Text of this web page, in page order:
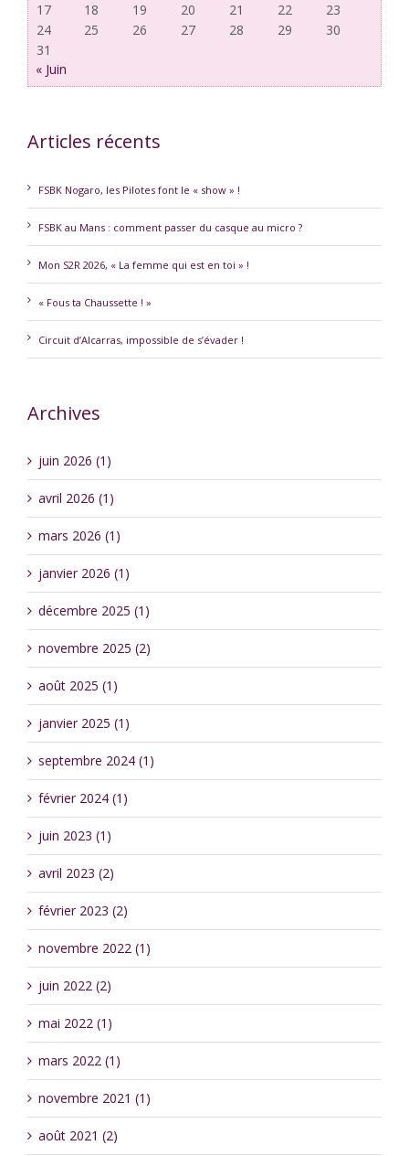
17
18 19 20 21 22
23
24
25 26 27 28 29
30
31
« Juin
Articles récents
FSBK Nogaro, les Pilotes font le « show » !
FSBK au Mans : comment passer du casque au micro ?
Mon S2R 2026, « La femme qui est en toi » !
« Fous ta Chaussette ! »
Circuit d’Alcarras, impossible de s’évader !
Archives
juin 2026 (1)
avril 2026 (1)
mars 2026 (1)
janvier 2026 (1)
décembre 2025 (1)
novembre 2025 (2)
août 2025 (1)
janvier 2025 (1)
septembre 2024 (1)
février 2024 (1)
juin 2023 (1)
avril 2023 (2)
février 2023 (2)
novembre 2022 (1)
juin 2022 (2)
mai 2022 (1)
mars 2022 (1)
novembre 2021 (1)
août 2021 (2)